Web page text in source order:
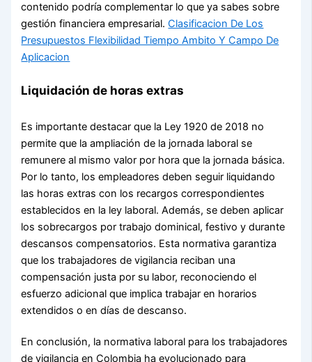
contenido podría complementar lo que ya sabes sobre
gestión financiera empresarial.Clasificacion De Los
Presupuestos Flexibilidad Tiempo Ambito Y Campo De
Aplicacion
Liquidación de horas extras
Es importante destacar que la Ley 1920 de 2018 no
permite que la ampliación de la jornada laboral se
remunere al mismo valor por hora que la jornada básica.
Por lo tanto, los empleadores deben seguir liquidando
las horas extras con los recargos correspondientes
establecidos en la ley laboral. Además, se deben aplicar
los sobrecargos por trabajo dominical, festivo y durante
descansos compensatorios. Esta normativa garantiza
que los trabajadores de vigilancia reciban una
compensación justa por su labor, reconociendo el
esfuerzo adicional que implica trabajar en horarios
extendidos o en días de descanso.
En conclusión, la normativa laboral para los trabajadores
de vigilancia en Colombia ha evolucionado para